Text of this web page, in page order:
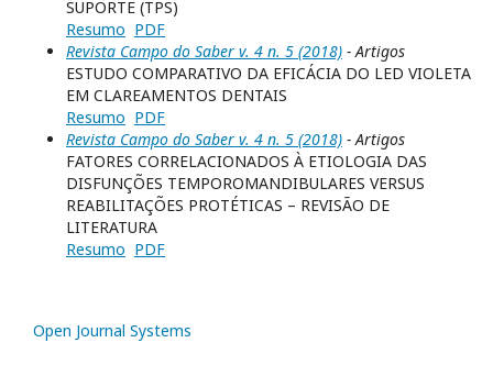
SUPORTE (TPS)
Resumo PDF
Revista Campo do Saber v. 4 n. 5 (2018) - Artigos
ESTUDO COMPARATIVO DA EFICÁCIA DO LED VIOLETA
EM CLAREAMENTOS DENTAIS
Resumo PDF
Revista Campo do Saber v. 4 n. 5 (2018) - Artigos
FATORES CORRELACIONADOS À ETIOLOGIA DAS
DISFUNÇÕES TEMPOROMANDIBULARES VERSUS
REABILITAÇÕES PROTÉTICAS – REVISÃO DE
LITERATURA
Resumo PDF
Open Journal Systems